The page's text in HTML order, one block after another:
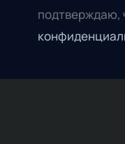
подтверждаю,